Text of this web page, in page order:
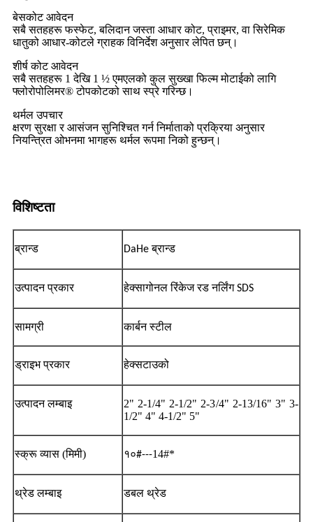
बेसकोट आवेदन
सबै सतहहरू फस्फेट, बलिदान जस्ता आधार कोट, प्राइमर, वा सिरेमिक
धातुको आधार-कोटले ग्राहक विनिर्देश अनुसार लेपित छन्।
शीर्ष कोट आवेदन
सबै सतहहरू 1 देखि 1 ½ एमएलको कुल सुख्खा फिल्म मोटाईको लागि
फ्लोरोपोलिमर® टोपकोटको साथ स्प्रे गरिन्छ।
थर्मल उपचार
क्षरण सुरक्षा र आसंजन सुनिश्चित गर्न निर्माताको प्रक्रिया अनुसार
नियन्त्रित ओभनमा भागहरू थर्मल रूपमा निको हुन्छन्।
विशिष्टता
ब्रान्ड DaHe ब्रान्ड
उत्पादन प्रकार हेक्सागोनल रिंकेज रड नर्लिंग SDS
सामग्री कार्बन स्टील
ड्राइभ प्रकार हेक्सटाउको
उत्पादन लम्बाइ
2" 2-1/4" 2-1/2" 2-3/4" 2-13/16" 3" 3-
1/2" 4" 4-1/2" 5"
स्क्रू व्यास (मिमी) १०#---14#*
थ्रेड लम्बाइ डबल थ्रेड